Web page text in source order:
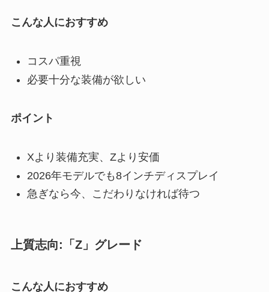
こんな人におすすめ
コスパ重視
必要十分な装備が欲しい
ポイント
Xより装備充実、Zより安価
2026年モデルでも8インチディスプレイ
急ぎなら今、こだわりなければ待つ
上質志向:「Z」グレード
こんな人におすすめ